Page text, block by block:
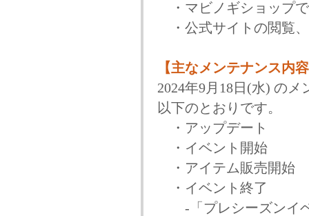
・マビノギショップ
・公式サイトの閲覧
【主なメンテナンス内
2024年9月18日(水) の
以下のとおりです。
・アップデート
・イベント開始
・アイテム販売開始
・イベント終了
-「プレシーズンイベ